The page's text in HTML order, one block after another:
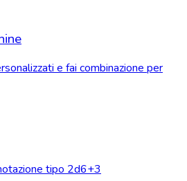
e fai combinazione per
tipo 2d6+3